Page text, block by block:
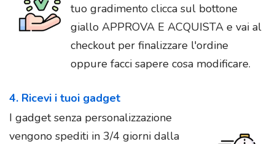
tuo gradimento clicca sul bottone
giallo APPROVA E ACQUISTA e vai al
checkout per finalizzare l'ordine
oppure facci sapere cosa modificare.
4. Ricevi i tuoi gadget
I gadget senza personalizzazione
vengono spediti in 3/4 giorni dalla